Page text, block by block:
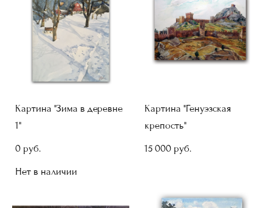
Картина "Зима в деревне
1"
0 pуб.
Нет в наличии
Картина "Генуэзская
крепость"
15 000 pуб.